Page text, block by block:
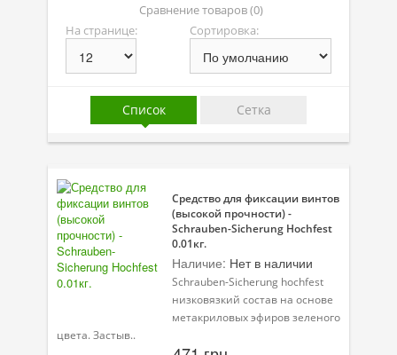
Линейка масел Special Tec
Линейка масел Optimal
Присадки
Присадки в топливо
Автокосметика
Трансмиссионные масла
Оборудование
Сравнение товаров (0)
На странице:
Сортировка:
Список Сетка
Средство для фиксации винтов
(высокой прочности) -
Schrauben-Sicherung Hochfest
0.01кг.
Наличие: Нет в наличии
Schrauben-Sicherung hochfest
низковязкий состав на основе
метакриловых эфиров зеленого
цвета. Застыв..